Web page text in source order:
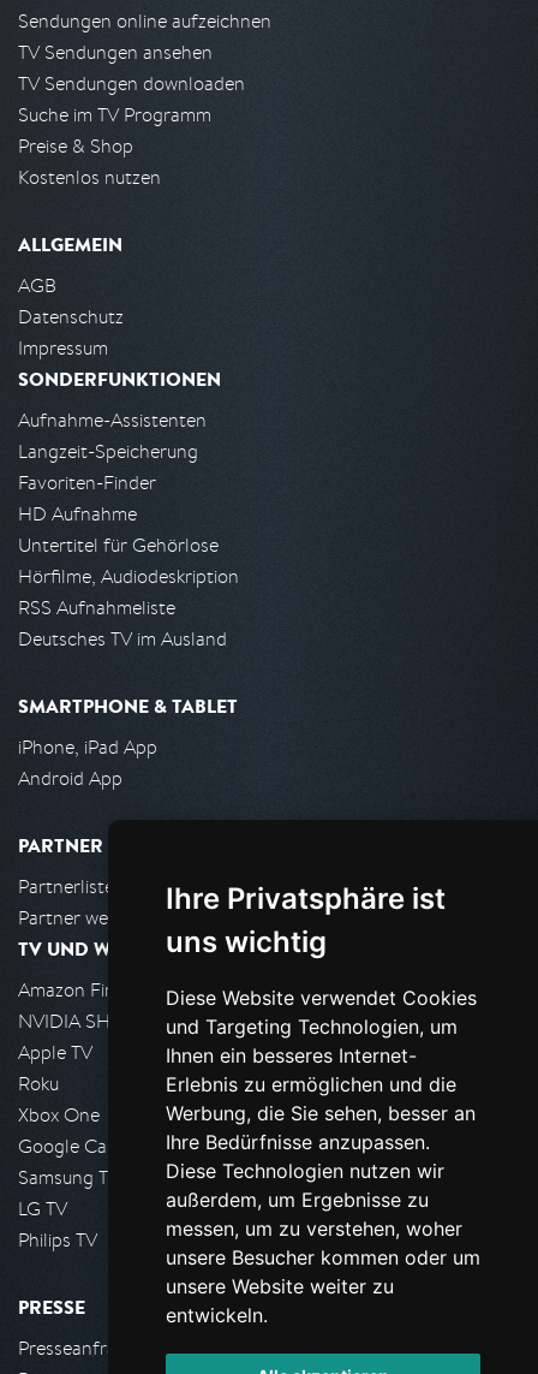
Ihre Privatsphäre ist
uns wichtig
Diese Website verwendet Cookies
und Targeting Technologien, um
Ihnen ein besseres Internet-
Erlebnis zu ermöglichen und die
Werbung, die Sie sehen, besser an
Ihre Bedürfnisse anzupassen.
Diese Technologien nutzen wir
außerdem, um Ergebnisse zu
messen, um zu verstehen, woher
unsere Besucher kommen oder um
unsere Website weiter zu
entwickeln.
Sendungen online aufzeichnen
TV Sendungen ansehen
TV Sendungen downloaden
Suche im TV Programm
Preise & Shop
Kostenlos nutzen
ALLGEMEIN
AGB
Datenschutz
Impressum
SONDERFUNKTIONEN
Aufnahme-Assistenten
Langzeit-Speicherung
Favoriten-Finder
HD Aufnahme
Untertitel für Gehörlose
Hörfilme, Audiodeskription
RSS Aufnahmeliste
Deutsches TV im Ausland
SMARTPHONE & TABLET
iPhone, iPad App
Android App
PARTNER
Partnerliste
Partner werden
TV UND WOHNZIMMER
Amazon FireTV
NVIDIA SHIELD, Google TV
Apple TV
Roku
Xbox One
Google Cast
Samsung TV
LG TV
Philips TV
PRESSE
Presseanfrage stellen